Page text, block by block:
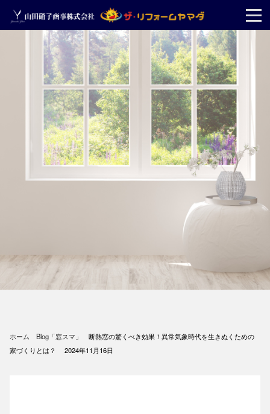
ホーム Blog「窓スマ」
断熱窓の驚くべき効果！異常気象時代を生きぬくための
家づくりとは？ 2024年11月16日